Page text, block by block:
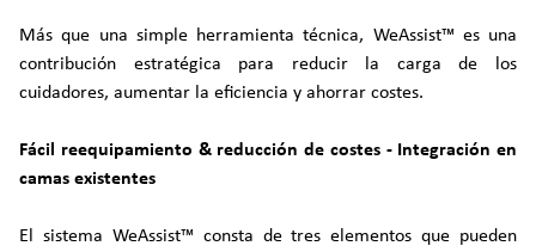
Más que una simple herramienta técnica, WeAssist™ es una
contribución estratégica para reducir la carga de los
cuidadores, aumentar la eficiencia y ahorrar costes.
Fácil reequipamiento & reducción de costes - Integración en
camas existentes
El sistema WeAssist™ consta de tres elementos que pueden